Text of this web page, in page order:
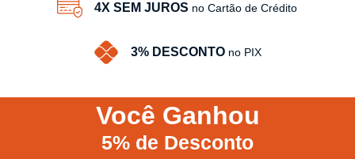
4X SEM JUROS no Cartão de Crédito
3% DESCONTO no PIX
Você Ganhou
5% de Desconto